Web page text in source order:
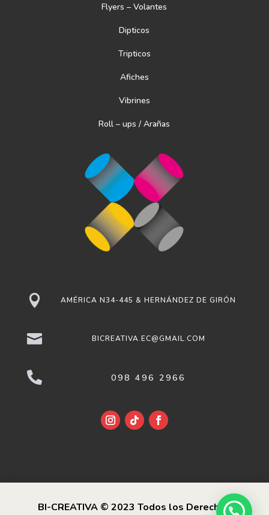
Flyers – Volantes
Dipticos
Tripticos
Afiches
Vibrines
Roll – ups / Arañas
 AMÉRICA N34-445 & HERNÁNDEZ DE GIRÓN
 BICREATIVA.EC@GMAIL.COM
 098 496 2966
BI-CREATIVA © 2023 Todos los Derechos